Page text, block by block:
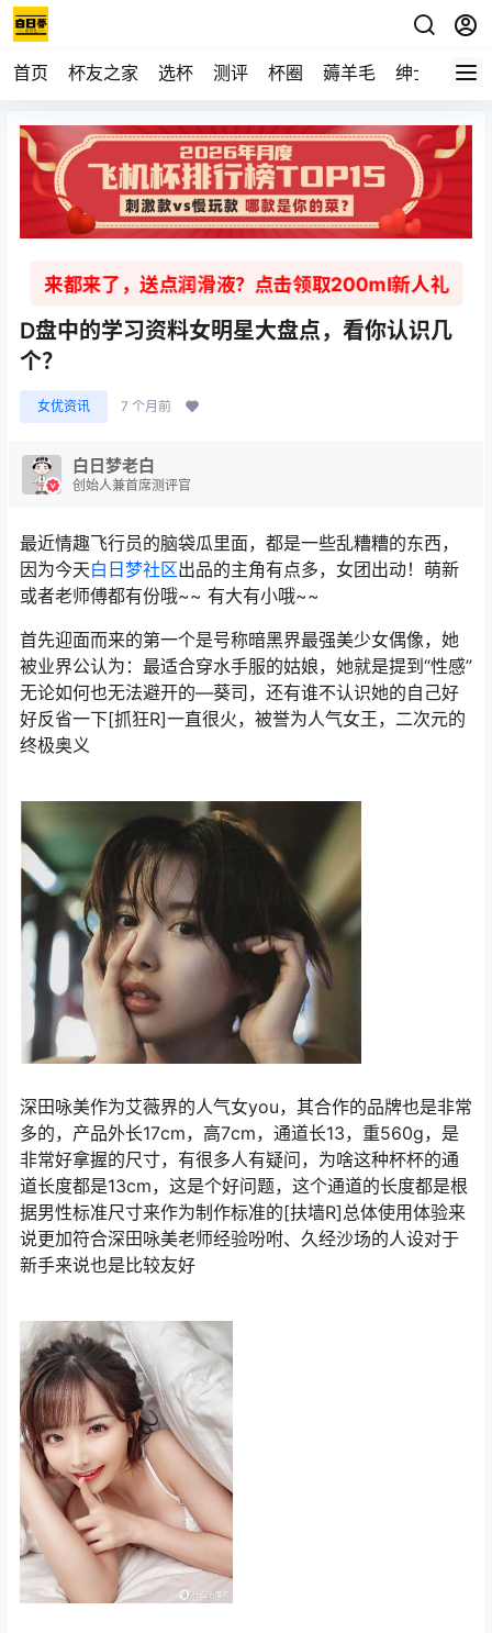
首页 杯友之家 选杯 测评 杯圈 薅羊毛 绅士 视频
来都来了，送点润滑液？点击领取200ml新人礼
D盘中的学习资料女明星大盘点，看你认识几
个？
女优资讯 7 个月前
白日梦老白
创始人兼首席测评官
最近情趣飞行员的脑袋瓜里面，都是一些乱糟糟的东西，
因为今天白日梦社区出品的主角有点多，女团出动！萌新
或者老师傅都有份哦~~ 有大有小哦~~
首先迎面而来的第一个是号称暗黑界最强美少女偶像，她
被业界公认为：最适合穿水手服的姑娘，她就是提到“性感”
无论如何也无法避开的—葵司，还有谁不认识她的自己好
好反省一下[抓狂R]一直很火，被誉为人气女王，二次元的
终极奥义
深田咏美作为艾薇界的人气女you，其合作的品牌也是非常
多的，产品外长17cm，高7cm，通道长13，重560g，是
非常好拿握的尺寸，有很多人有疑问，为啥这种杯杯的通
道长度都是13cm，这是个好问题，这个通道的长度都是根
据男性标准尺寸来作为制作标准的[扶墙R]总体使用体验来
说更加符合深田咏美老师经验吩咐、久经沙场的人设对于
新手来说也是比较友好